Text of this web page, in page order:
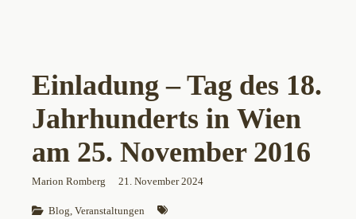
Einladung – Tag des 18.
Jahrhunderts in Wien
am 25. November 2016
Marion Romberg 21. November 2024
Blog, Veranstaltungen